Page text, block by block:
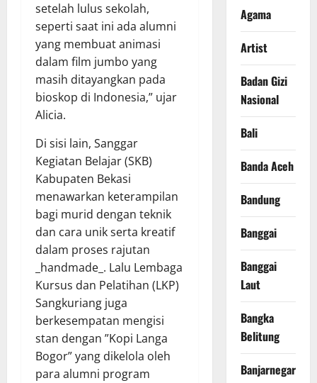
setelah lulus sekolah,
seperti saat ini ada alumni
yang membuat animasi
dalam film jumbo yang
masih ditayangkan pada
bioskop di Indonesia,” ujar
Alicia.
Di sisi lain, Sanggar
Kegiatan Belajar (SKB)
Kabupaten Bekasi
menawarkan keterampilan
bagi murid dengan teknik
dan cara unik serta kreatif
dalam proses rajutan
_handmade_. Lalu Lembaga
Kursus dan Pelatihan (LKP)
Sangkuriang juga
berkesempatan mengisi
stan dengan ”Kopi Langa
Bogor” yang dikelola oleh
para alumni program
Agama
Artist
Badan Gizi
Nasional
Bali
Banda Aceh
Bandung
Banggai
Banggai
Laut
Bangka
Belitung
Banjarnegara